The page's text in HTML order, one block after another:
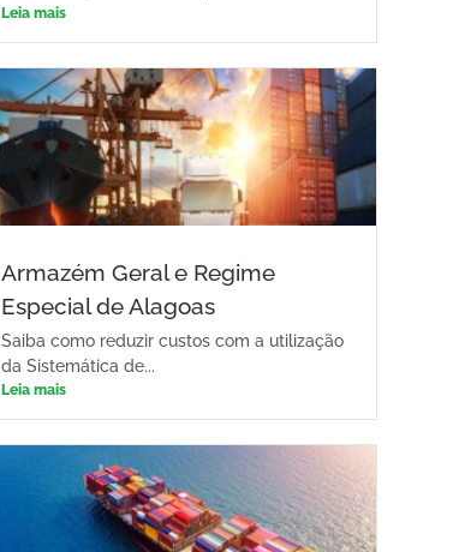
Leia mais
Armazém Geral e Regime
Especial de Alagoas
Saiba como reduzir custos com a utilização
da Sistemática de...
Leia mais